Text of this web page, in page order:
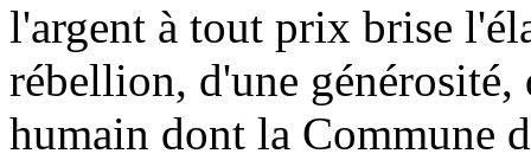
l'argent à tout prix brise
rébellion, d'une
humain dont la Commune